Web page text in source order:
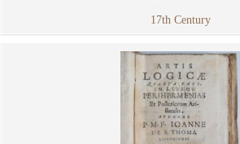
17th Century